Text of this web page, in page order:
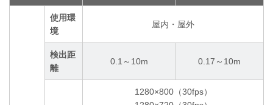
使用環
境
屋内・屋外
検出距
離
0.1～10m 0.17～10m
1280×800（30fps）